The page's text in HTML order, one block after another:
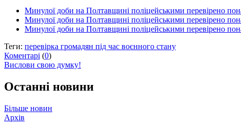
Минулої доби на Полтавщині поліцейськими перевірено
Минулої доби на Полтавщині поліцейськими перевірено
Минулої доби на Полтавщині поліцейськими перевірено
Теги: перевірка громадян під час воєнного стану
Коментарі (0)
Вислови свою думку!
Останні новини
Більше новин
Архів